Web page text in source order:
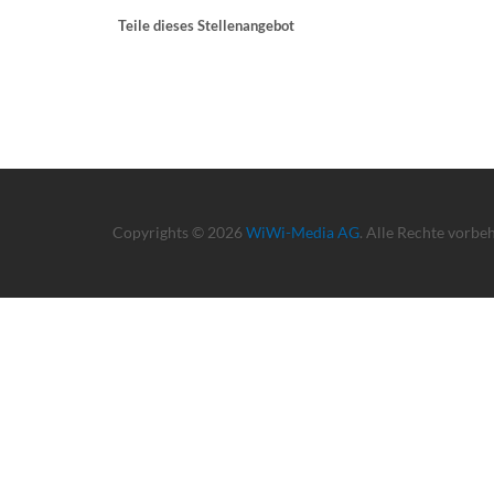
Teile dieses Stellenangebot
Copyrights © 2026 WiWi-Media AG. Alle Rechte